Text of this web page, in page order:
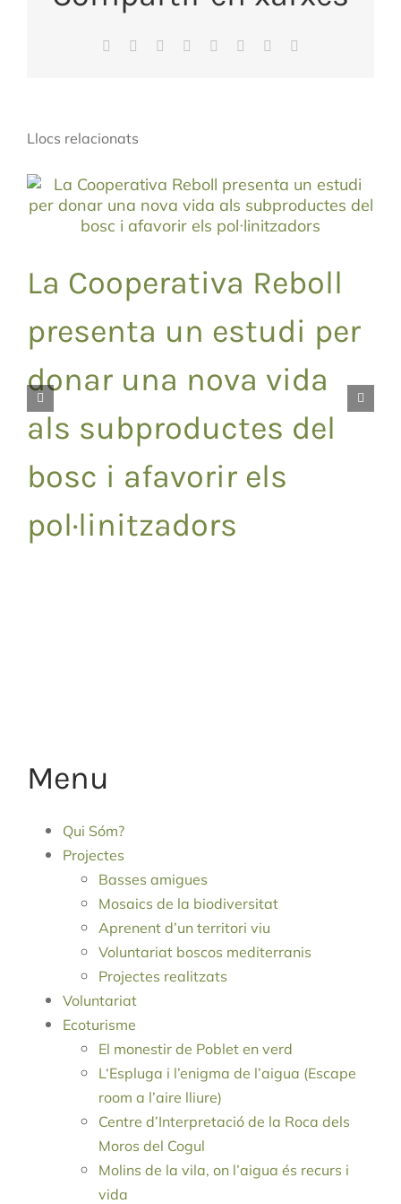
Facebook Reddit LinkedInWhatsApp
TumblrPinterest
Llocs relacionats
La Cooperativa Reboll
presenta un estudi per
donar una nova vida
als subproductes del
bosc i afavorir els
pol·linitzadors
Menu
Qui Sóm?
Projectes
Basses amigues
Mosaics de la biodiversitat
Aprenent d’un territori viu
Voluntariat boscos mediterranis
Projectes realitzats
Voluntariat
Ecoturisme
El monestir de Poblet en verd
L‘Espluga i l’enigma de l’aigua (Escape
room a l’aire lliure)
Centre d’Interpretació de la Roca dels
Moros del Cogul
Molins de la vila, on l’aigua és recurs i
vida